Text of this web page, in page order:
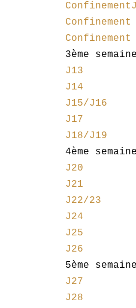
Confinement
Confinement
3ème semaine
J13
J14
J15/J16
J17
J18/J19
4ème semaine
J20
J21
J22/23
J24
J25
J26
5ème semaine
J27
J28